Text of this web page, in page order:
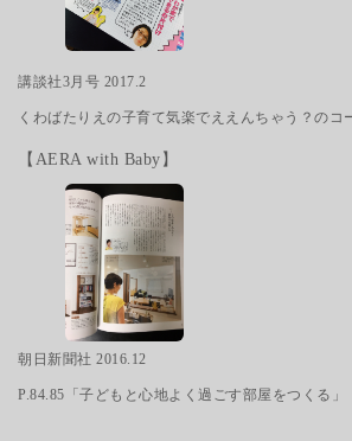
講談社3月号 2017.2
くわばたりえの子育て気楽でええんちゃう？のコ
【AERA with Baby】
朝日新聞社 2016.12
P.84.85「子どもと心地よく過ごす部屋をつくる」